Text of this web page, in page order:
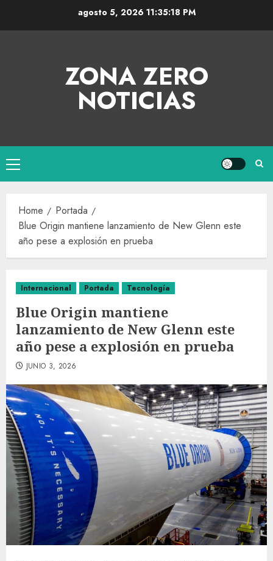
agosto 5, 2026 11:35:18 PM
ZONA ZERO
NOTICIAS
Home
Portada
Blue Origin mantiene lanzamiento de New Glenn este
año pese a explosión en prueba
Internacional Portada Tecnología
Blue Origin mantiene
lanzamiento de New Glenn este
año pese a explosión en prueba
JUNIO 3, 2026